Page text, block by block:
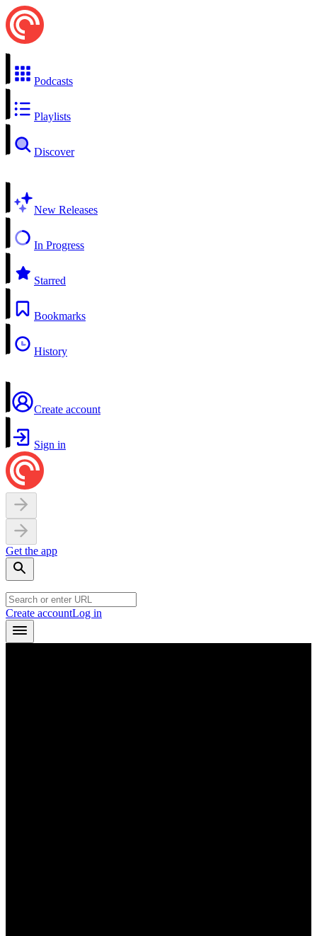
Podcasts
Playlists
Discover
New Releases
In Progress
Starred
Bookmarks
History
Create account
Sign in
Get the app
Create accountLog in